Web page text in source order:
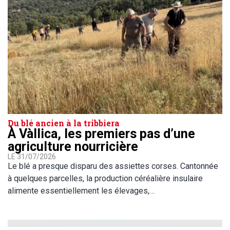
Du blé ancien à la tribbiera
À Vàllica, les premiers pas d’une
agriculture nourricière
LE 31/07/2026
Le blé a presque disparu des assiettes corses. Cantonnée
à quelques parcelles, la production céréalière insulaire
alimente essentiellement les élevages,…